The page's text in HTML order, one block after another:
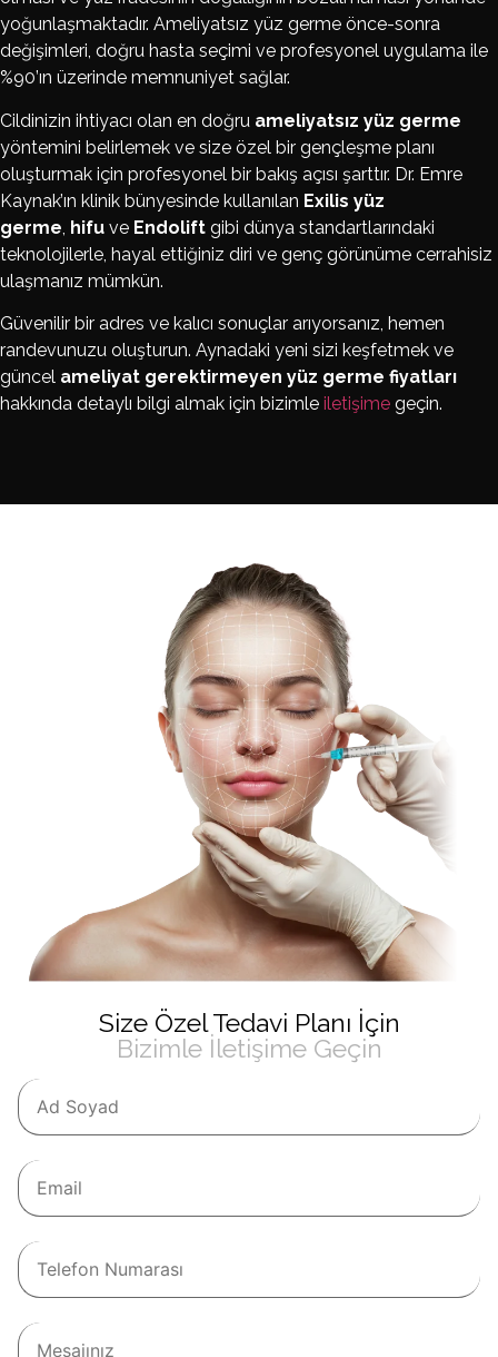
yoğunlaşmaktadır. Ameliyatsız yüz germe önce-sonra
değişimleri, doğru hasta seçimi ve profesyonel uygulama ile
%90’ın üzerinde memnuniyet sağlar.
Cildinizin ihtiyacı olan en doğru ameliyatsız yüz germe
yöntemini belirlemek ve size özel bir gençleşme planı
oluşturmak için profesyonel bir bakış açısı şarttır. Dr. Emre
Kaynak’ın klinik bünyesinde kullanılan Exilis yüz
germe hifu ve Endolift gibi dünya standartlarındaki
teknolojilerle, hayal ettiğiniz diri ve genç görünüme cerrahisiz
ulaşmanız mümkün.
Güvenilir bir adres ve kalıcı sonuçlar arıyorsanız, hemen
randevunuzu oluşturun. Aynadaki yeni sizi keşfetmek ve
güncel ameliyat gerektirmeyen yüz germe fiyatları
hakkında detaylı bilgi almak için bizimle iletişime geçin.
Size Özel Tedavi Planı İçin
Bizimle İletişime Geçin